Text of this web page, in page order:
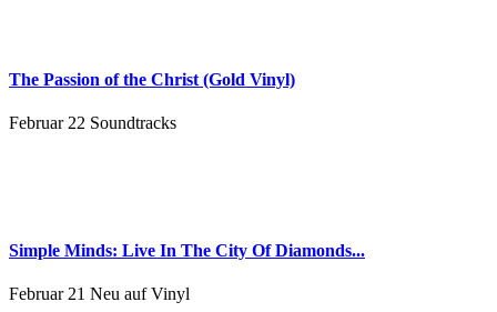
The Passion of the Christ (Gold Vinyl)
Februar 22 Soundtracks
Simple Minds: Live In The City Of Diamonds...
Februar 21 Neu auf Vinyl